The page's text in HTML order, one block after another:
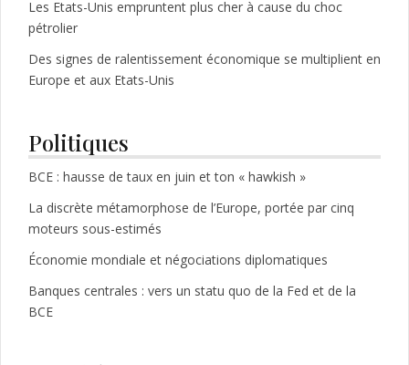
Les Etats-Unis empruntent plus cher à cause du choc
pétrolier
Des signes de ralentissement économique se multiplient en
Europe et aux Etats-Unis
Politiques
BCE : hausse de taux en juin et ton « hawkish »
La discrète métamorphose de l’Europe, portée par cinq
moteurs sous-estimés
Économie mondiale et négociations diplomatiques
Banques centrales : vers un statu quo de la Fed et de la
BCE